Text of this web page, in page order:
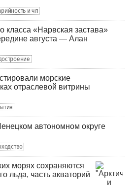
и чп
класса «Нарвская застава»
августа — Алан
морские
отраслевой витрины
автономном округе
морях сохраняются
льда, часть акваторий